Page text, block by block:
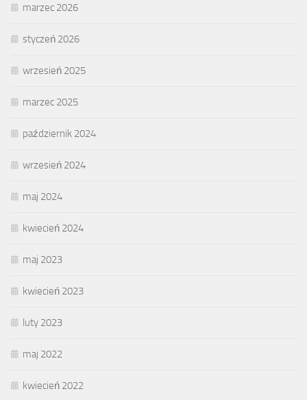
marzec 2026
styczeń 2026
wrzesień 2025
marzec 2025
październik 2024
wrzesień 2024
maj 2024
kwiecień 2024
maj 2023
kwiecień 2023
luty 2023
maj 2022
kwiecień 2022